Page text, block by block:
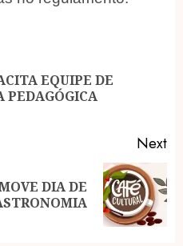
EQUIPE DE
PEDAGÓGICA
Next
DIA DE